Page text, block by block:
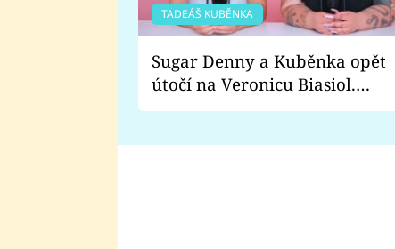
TADEÁŠ KUBĚNKA
Sugar Denny a Kuběnka opět
útočí na Veronicu Biasiol.
Proč je podle nich falešná a